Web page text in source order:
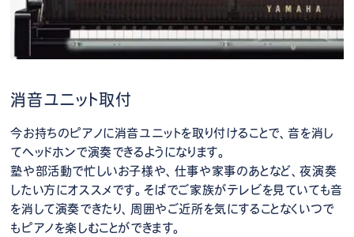
消音ユニット取付
今お持ちのピアノに消音ユニットを取り付けることで、音を消し
てヘッドホンで演奏できるようになります。
塾や部活動で忙しいお子様や、仕事や家事のあとなど、夜演奏
したい方にオススメです。そばでご家族がテレビを見ていても音
を消して演奏できたり、周囲やご近所を気にすることなくいつで
もピアノを楽しむことができます。